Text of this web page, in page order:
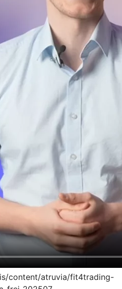
content/atruvia/fit4trading-